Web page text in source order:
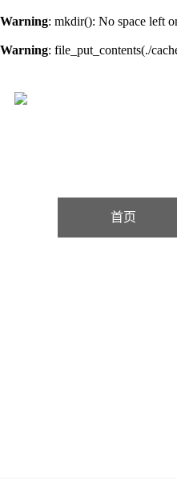
Warning: mkdir(): No space left
Warning: file_put_contents(./
首页